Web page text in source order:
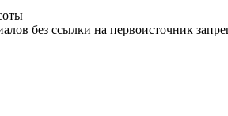
без ссылки на первоисточник